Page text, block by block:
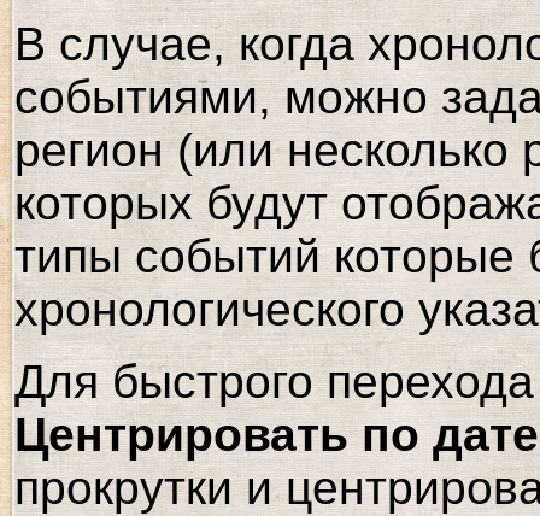
В случае, когда
событиями, можно
регион (или
которых будут
типы событий которые
хронологического
Для быстрого
Центрировать по дате
прокрутки и